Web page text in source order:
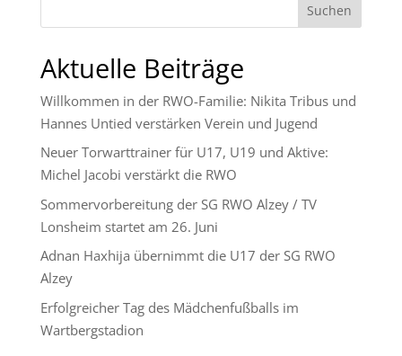
Suchen
Aktuelle Beiträge
Willkommen in der RWO-Familie: Nikita Tribus und
Hannes Untied verstärken Verein und Jugend
Neuer Torwarttrainer für U17, U19 und Aktive:
Michel Jacobi verstärkt die RWO
Sommervorbereitung der SG RWO Alzey / TV
Lonsheim startet am 26. Juni
Adnan Haxhija übernimmt die U17 der SG RWO
Alzey
Erfolgreicher Tag des Mädchenfußballs im
Wartbergstadion